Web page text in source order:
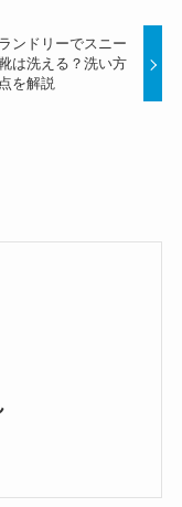
ンドリーでスニー
は洗える？洗い方
を解説